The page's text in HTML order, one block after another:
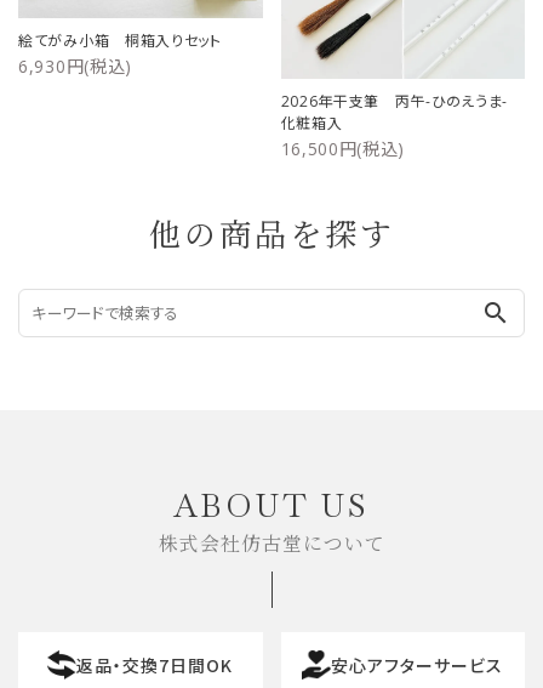
絵てがみ小箱 桐箱入りセット
6,930円(税込)
2026年干支筆 丙午-ひのえうま-
化粧箱入
16,500円(税込)
他の商品を探す
search
ABOUT US
株式会社仿古堂について
返品・交換7日間OK 安心アフターサービス